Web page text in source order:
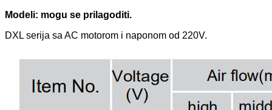
Modeli: mogu se prilagoditi.
DXL serija sa AC motorom i naponom od 220V.